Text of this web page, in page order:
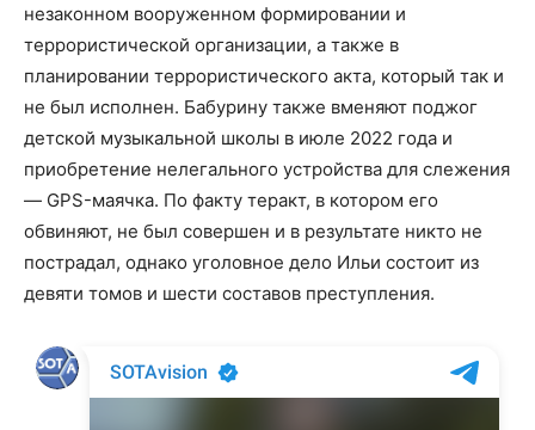
незаконном вооруженном формировании и
террористической организации, а также в
планировании террористического акта, который так и
не был исполнен. Бабурину также вменяют поджог
детской музыкальной школы в июле 2022 года и
приобретение нелегального устройства для слежения
— GPS-маячка. По факту теракт, в котором его
обвиняют, не был совершен и в результате никто не
пострадал, однако уголовное дело Ильи состоит из
девяти томов и шести составов преступления.